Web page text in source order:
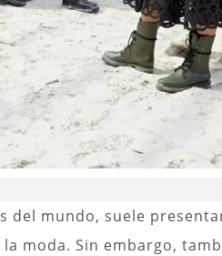
del mundo, suele
moda. Sin embargo,